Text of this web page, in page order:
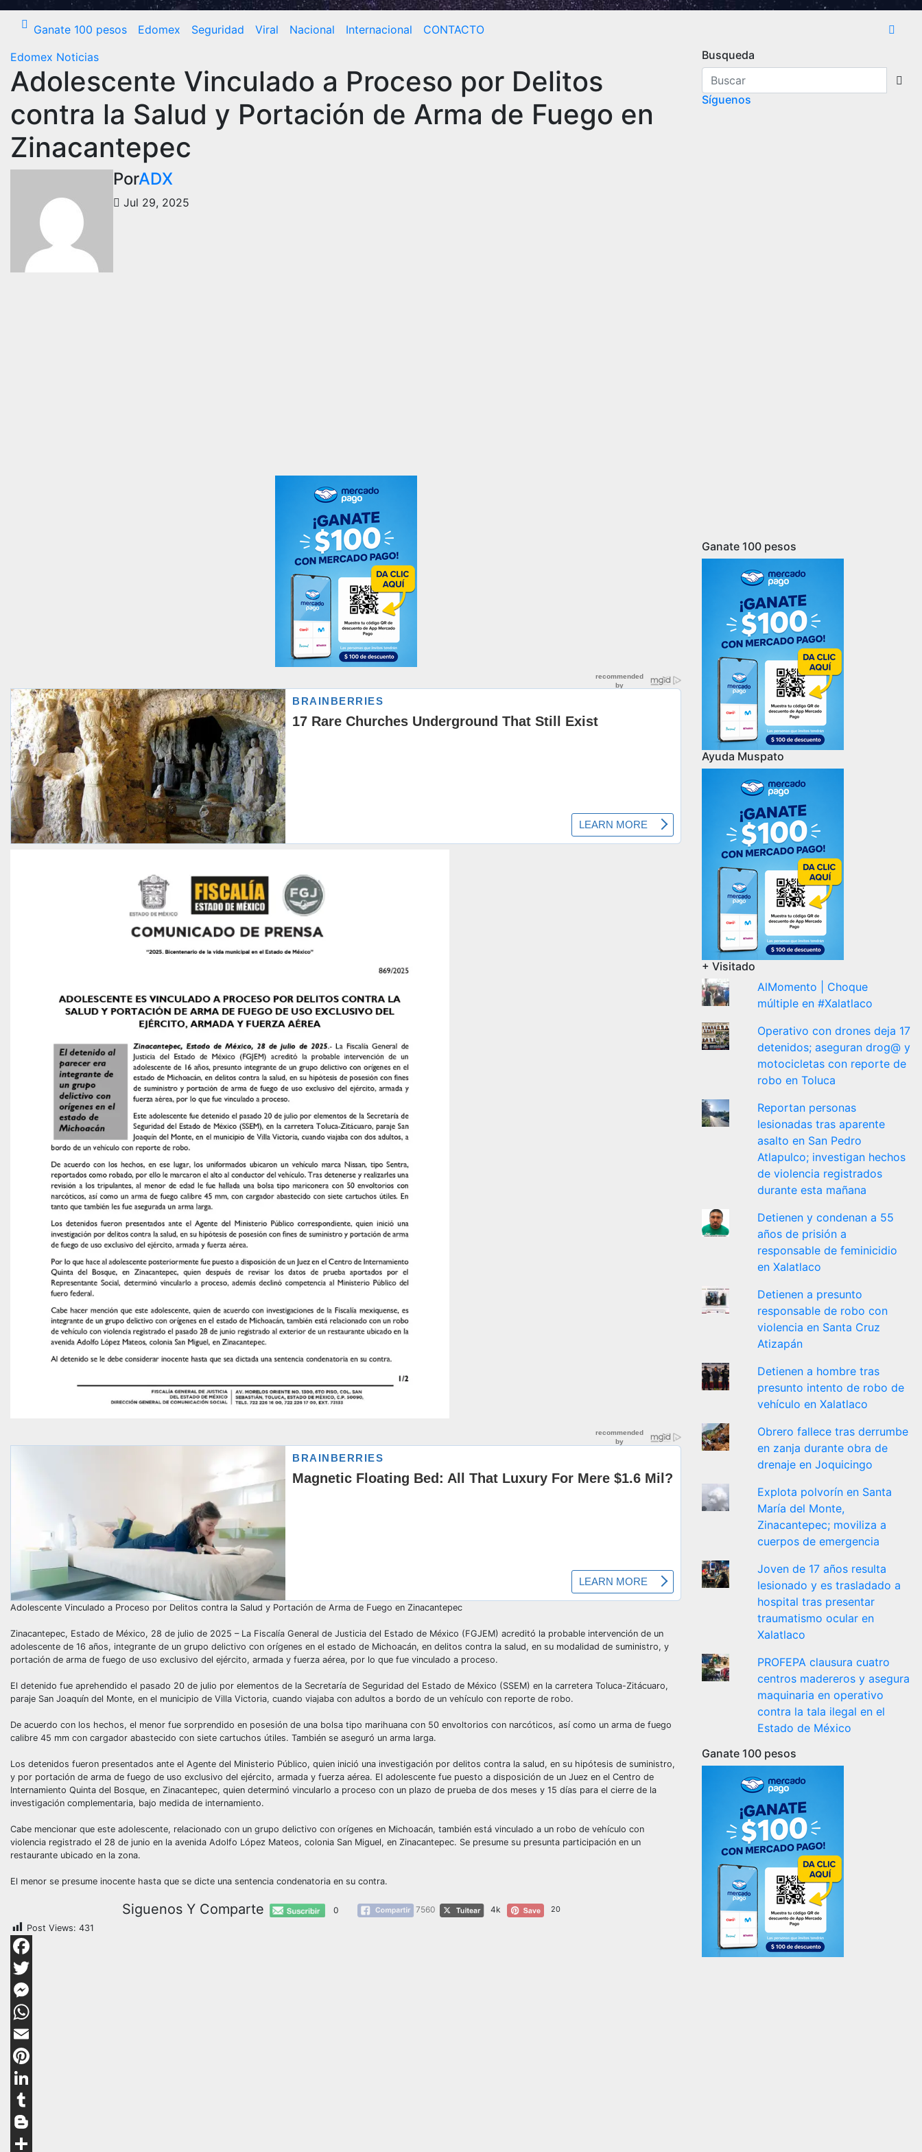
Ganate 100 pesos Edomex Seguridad Viral Nacional Internacional
CONTACTO
Edomex Noticias
Adolescente Vinculado a Proceso por Delitos
contra la Salud y Portación de Arma de Fuego en
Zinacantepec
PorADX
Jul 29, 2025
Adolescente Vinculado a Proceso por Delitos contra la Salud y Portación de Arma de Fuego en Zinacantepec
Zinacantepec, Estado de México, 28 de julio de 2025 – La Fiscalía General de Justicia del Estado de México (FGJEM) acreditó la probable intervención de un
adolescente de 16 años, integrante de un grupo delictivo con orígenes en el estado de Michoacán, en delitos contra la salud, en su modalidad de suministro, y
portación de arma de fuego de uso exclusivo del ejército, armada y fuerza aérea, por lo que fue vinculado a proceso.
El detenido fue aprehendido el pasado 20 de julio por elementos de la Secretaría de Seguridad del Estado de México (SSEM) en la carretera Toluca-Zitácuaro,
paraje San Joaquín del Monte, en el municipio de Villa Victoria, cuando viajaba con adultos a bordo de un vehículo con reporte de robo.
De acuerdo con los hechos, el menor fue sorprendido en posesión de una bolsa tipo marihuana con 50 envoltorios con narcóticos, así como un arma de fuego
calibre 45 mm con cargador abastecido con siete cartuchos útiles. También se aseguró un arma larga.
Los detenidos fueron presentados ante el Agente del Ministerio Público, quien inició una investigación por delitos contra la salud, en su hipótesis de suministro,
y por portación de arma de fuego de uso exclusivo del ejército, armada y fuerza aérea. El adolescente fue puesto a disposición de un Juez en el Centro de
Internamiento Quinta del Bosque, en Zinacantepec, quien determinó vincularlo a proceso con un plazo de prueba de dos meses y 15 días para el cierre de la
investigación complementaria, bajo medida de internamiento.
Cabe mencionar que este adolescente, relacionado con un grupo delictivo con orígenes en Michoacán, también está vinculado a un robo de vehículo con
violencia registrado el 28 de junio en la avenida Adolfo López Mateos, colonia San Miguel, en Zinacantepec. Se presume su presunta participación en un
restaurante ubicado en la zona.
El menor se presume inocente hasta que se dicte una sentencia condenatoria en su contra.
Siguenos Y Comparte 0 7560 4k 20
Post Views: 431
Facebook
Twitter
Messenger
WhatsApp
Email
Pinterest
LinkedIn
Tumblr
Blogger
Busqueda
Síguenos
Ganate 100 pesos
Ayuda Muspato
+ Visitado
AlMomento | Choque
múltiple en #Xalatlaco
Operativo con drones deja 17
detenidos; aseguran drog@ y
motocicletas con reporte de
robo en Toluca
Reportan personas
lesionadas tras aparente
asalto en San Pedro
Atlapulco; investigan hechos
de violencia registrados
durante esta mañana
Detienen y condenan a 55
años de prisión a
responsable de feminicidio
en Xalatlaco
Detienen a presunto
responsable de robo con
violencia en Santa Cruz
Atizapán
Detienen a hombre tras
presunto intento de robo de
vehículo en Xalatlaco
Obrero fallece tras derrumbe
en zanja durante obra de
drenaje en Joquicingo
Explota polvorín en Santa
María del Monte,
Zinacantepec; moviliza a
cuerpos de emergencia
Joven de 17 años resulta
lesionado y es trasladado a
hospital tras presentar
traumatismo ocular en
Xalatlaco
PROFEPA clausura cuatro
centros madereros y asegura
maquinaria en operativo
contra la tala ilegal en el
Estado de México
Ganate 100 pesos